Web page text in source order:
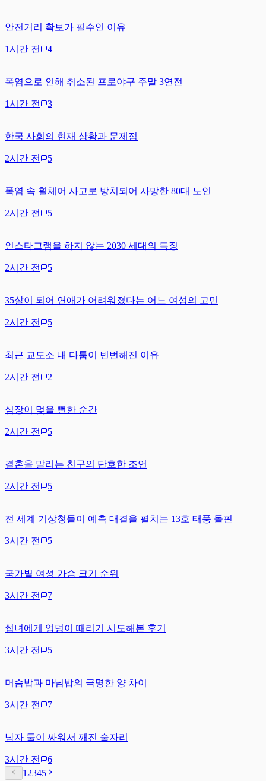
안전거리 확보가 필수인 이유
1시간 전 4
폭염으로 인해 취소된 프로야구 주말 3연전
1시간 전 3
한국 사회의 현재 상황과 문제점
2시간 전 5
폭염 속 휠체어 사고로 방치되어 사망한 80대 노인
2시간 전 5
인스타그램을 하지 않는 2030 세대의 특징
2시간 전 5
35살이 되어 연애가 어려워졌다는 어느 여성의 고민
2시간 전 5
최근 교도소 내 다툼이 빈번해진 이유
2시간 전 2
심장이 멎을 뻔한 순간
2시간 전 5
결혼을 말리는 친구의 단호한 조언
2시간 전 5
전 세계 기상청들이 예측 대결을 펼치는 13호 태풍 돌핀
3시간 전 5
국가별 여성 가슴 크기 순위
3시간 전 7
썸녀에게 엉덩이 때리기 시도해본 후기
3시간 전 5
머슴밥과 마님밥의 극명한 양 차이
3시간 전 7
남자 둘이 싸워서 깨진 술자리
3시간 전
6
1 2345